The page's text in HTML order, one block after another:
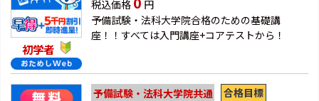
初学者
税込価格
円
予備試験・法科大学院合格のための基礎講
座！！すべては入門講座+コアテストから！
予備試験・法科大学院共通 合格目標